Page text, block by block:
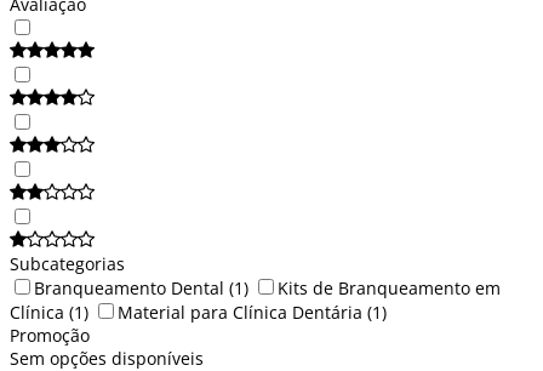
Subcategorias
Branqueamento Dental (1)
Kits de Branqueamento em
Clínica (1) Material para Clínica Dentária (1)
Promoção
Sem opções disponíveis